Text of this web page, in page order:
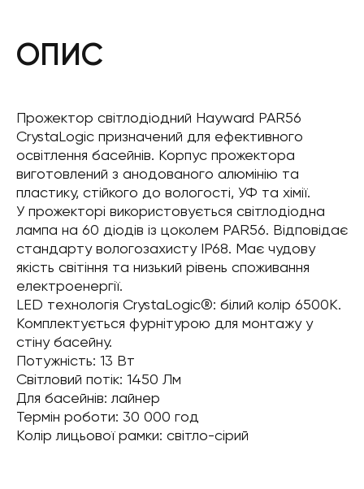
ОПИС
Прожектор світлодіодний Hayward PAR56
CrystaLogic призначений для ефективного
освітлення басейнів. Корпус прожектора
виготовлений з анодованого алюмінію та
пластику, стійкого до вологості, УФ та хімії.
У прожекторі використовується світлодіодна
лампа на 60 діодів із цоколем PAR56. Відповідає
стандарту вологозахисту IP68. Має чудову
якість світіння та низький рівень споживання
електроенергії.
LED технологія CrystaLogic®: білий колір 6500К.
Комплектується фурнітурою для монтажу у
стіну басейну.
Потужність: 13 Вт
Світловий потік: 1450 Лм
Для басейнів: лайнер
Термін роботи: 30 000 год
Колір лицьової рамки: світло-сірий